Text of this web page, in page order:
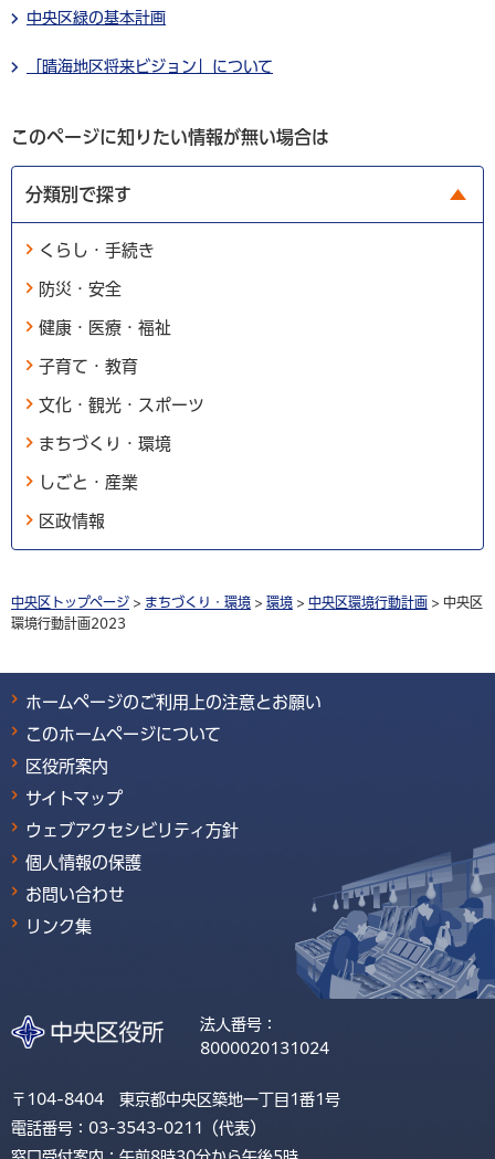
中央区緑の基本計画
「晴海地区将来ビジョン」について
このページに知りたい情報が無い場合は
分類別で探す
くらし・手続き
防災・安全
健康・医療・福祉
子育て・教育
文化・観光・スポーツ
まちづくり・環境
しごと・産業
区政情報
中央区トップページ > まちづくり・環境 > 環境 > 中央区環境行動計画 > 中央区
環境行動計画2023
ホームページのご利用上の注意とお願い
このホームページについて
区役所案内
サイトマップ
ウェブアクセシビリティ方針
個人情報の保護
お問い合わせ
リンク集
法人番号：
8000020131024
〒104-8404 東京都中央区築地一丁目1番1号
電話番号：03-3543-0211（代表）